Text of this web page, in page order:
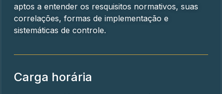
aptos a entender os resquisitos normativos, suas
correlações, formas de implementação e
sistemáticas de controle.
Carga horária